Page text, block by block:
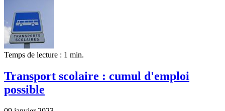
Temps de lecture : 1 min.
Transport scolaire : cumul d'emploi
possible